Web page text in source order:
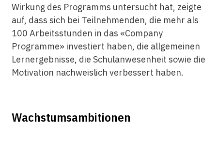
Wirkung des Programms untersucht hat, zeigte
auf, dass sich bei Teilnehmenden, die mehr als
100 Arbeitsstunden in das «Company
Programme» investiert haben, die allgemeinen
Lernergebnisse, die Schulanwesenheit sowie die
Motivation nachweislich verbessert haben.
Wachstumsambitionen